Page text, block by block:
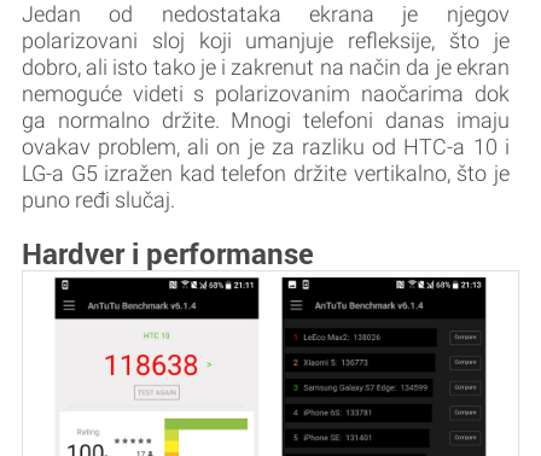
Jedan od nedostataka ekrana je njegov
polarizovani sloj koji umanjuje refleksije, što je
dobro, ali isto tako je i zakrenut na način da je ekran
nemoguće videti s polarizovanim naočarima dok
ga normalno držite. Mnogi telefoni danas imaju
ovakav problem, ali on je za razliku od HTC-a 10 i
LG-a G5 izražen kad telefon držite vertikalno, što je
puno ređi slučaj.
Hardver i performanse